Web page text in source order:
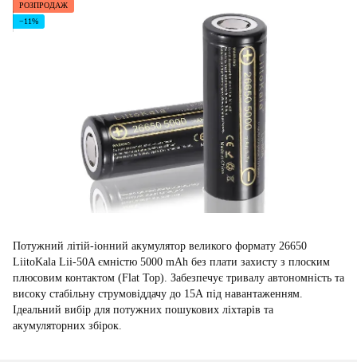
РОЗПРОДАЖ
−11%
Потужний літій-іонний акумулятор великого формату 26650
LiitoKala Lii-50A ємністю 5000 mAh без плати захисту з плоским
плюсовим контактом (Flat Top). Забезпечує тривалу автономність та
високу стабільну струмовіддачу до 15А під навантаженням.
Ідеальний вибір для потужних пошукових ліхтарів та
акумуляторних збірок.